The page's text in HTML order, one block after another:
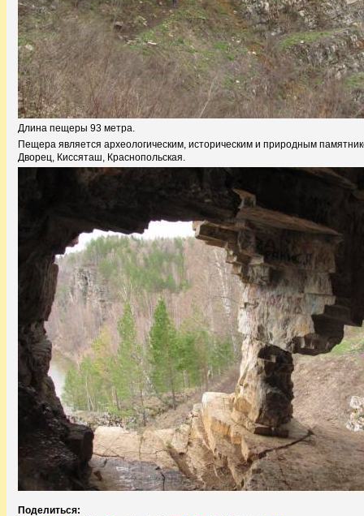
Длина пещеры 93 метра.
Пещера является археологическим, историческим и природным
Дворец, Киссяташ, Краснопольская.
Поделиться: